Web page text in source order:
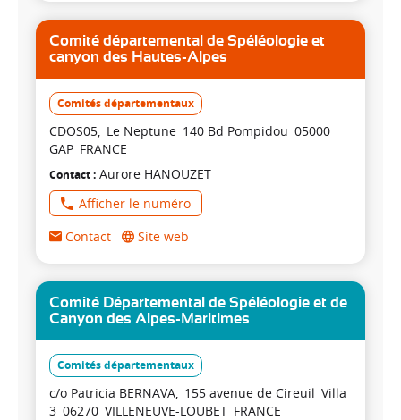
Comité départemental de Spéléologie et
canyon des Hautes-Alpes
Comités départementaux
CDOS05 Le Neptune 140 Bd Pompidou 05000
GAP FRANCE
Contact Aurore HANOUZET
Afficher le numéro
Contact
Site web
Comité Départemental de Spéléologie et de
Canyon des Alpes-Maritimes
Comités départementaux
c/o Patricia BERNAVA 155 avenue de Cireuil Villa
3 06270 VILLENEUVE-LOUBET FRANCE